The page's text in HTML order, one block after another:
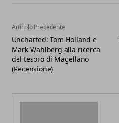
Articolo Precedente
Uncharted: Tom Holland e
Mark Wahlberg alla ricerca
del tesoro di Magellano
(Recensione)